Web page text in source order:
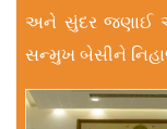
અને સુંદર જણાઈ
સન્મુખ બેસીને